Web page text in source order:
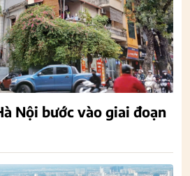
Nội bước vào giai đoạn